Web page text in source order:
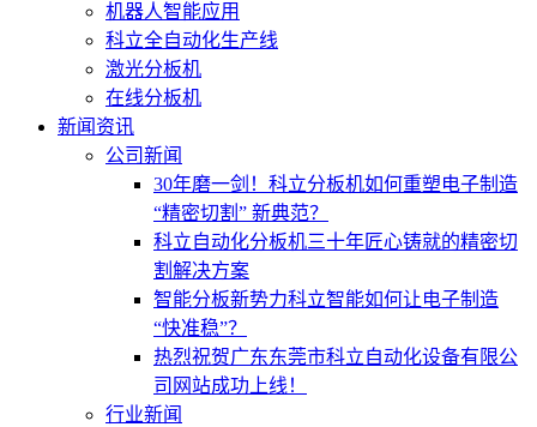
机器人智能应用
科立全自动化生产线
激光分板机
在线分板机
新闻资讯
公司新闻
30年磨一剑！科立分板机如何重塑电子制造
“精密切割” 新典范？
科立自动化分板机三十年匠心铸就的精密切
割解决方案
智能分板新势力科立智能如何让电子制造
“快准稳”？
热烈祝贺广东东莞市科立自动化设备有限公
司网站成功上线！
行业新闻